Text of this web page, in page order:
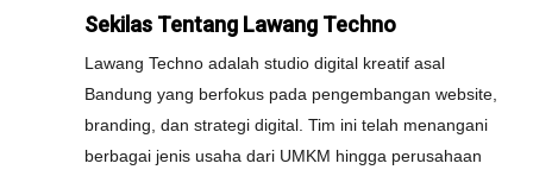
Sekilas Tentang Lawang Techno
Lawang Techno adalah studio digital kreatif asal
Bandung yang berfokus pada pengembangan website,
branding, dan strategi digital. Tim ini telah menangani
berbagai jenis usaha dari UMKM hingga perusahaan